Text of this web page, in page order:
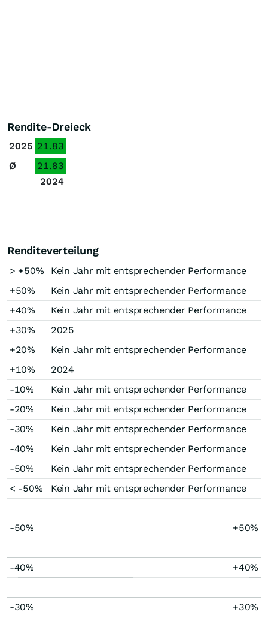
Rendite-Dreieck
2025 21.83
Ø
21.83
2024
Renditeverteilung
> +50%
Kein Jahr mit entsprechender Performance
+50%
Kein Jahr mit entsprechender Performance
+40%
Kein Jahr mit entsprechender Performance
+30%
2025
+20%
Kein Jahr mit entsprechender Performance
+10%
2024
-10%
Kein Jahr mit entsprechender Performance
-20%
Kein Jahr mit entsprechender Performance
-30%
Kein Jahr mit entsprechender Performance
-40%
Kein Jahr mit entsprechender Performance
-50%
Kein Jahr mit entsprechender Performance
< -50%
Kein Jahr mit entsprechender Performance
-50% +50%
-40% +40%
-30% +30%